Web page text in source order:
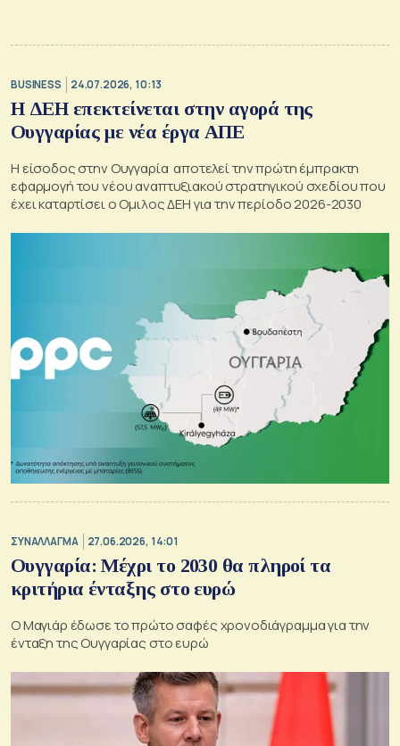
BUSINESS 24.07.2026, 10:13
Η ΔΕΗ επεκτείνεται στην αγορά της
Ουγγαρίας με νέα έργα ΑΠΕ
Η είσοδος στην Ουγγαρία αποτελεί την πρώτη έμπρακτη
εφαρμογή του νέου αναπτυξιακού στρατηγικού σχεδίου που
έχει καταρτίσει ο Ομιλος ΔΕΗ για την περίοδο 2026-2030
ΣΥΝΑΛΛΑΓΜΑ 27.06.2026, 14:01
Ουγγαρία: Μέχρι το 2030 θα πληροί τα
κριτήρια ένταξης στο ευρώ
Ο Μαγιάρ έδωσε το πρώτο σαφές χρονοδιάγραμμα για την
ένταξη της Ουγγαρίας στο ευρώ